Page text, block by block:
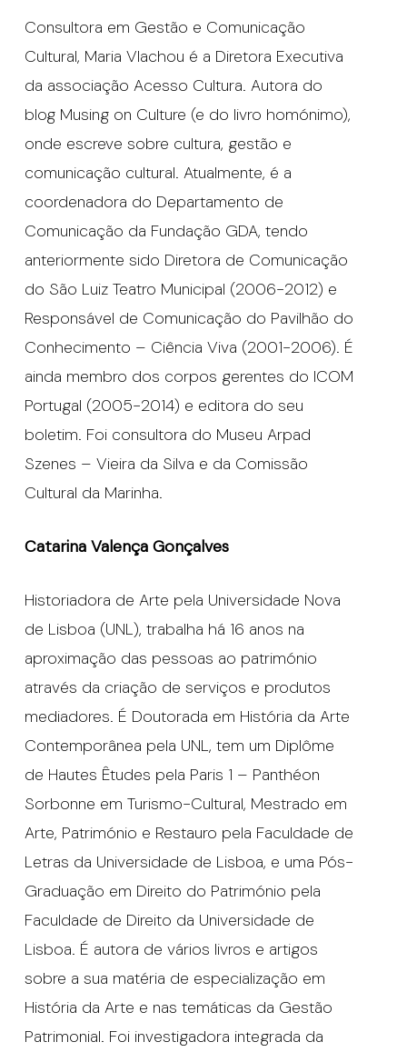
Consultora em Gestão e Comunicação
Cultural, Maria Vlachou é a Diretora Executiva
da associação Acesso Cultura. Autora do
blog Musing on Culture (e do livro homónimo),
onde escreve sobre cultura, gestão e
comunicação cultural. Atualmente, é a
coordenadora do Departamento de
Comunicação da Fundação GDA, tendo
anteriormente sido Diretora de Comunicação
do São Luiz Teatro Municipal (2006-2012) e
Responsável de Comunicação do Pavilhão do
Conhecimento – Ciência Viva (2001-2006). É
ainda membro dos corpos gerentes do ICOM
Portugal (2005-2014) e editora do seu
boletim. Foi consultora do Museu Arpad
Szenes – Vieira da Silva e da Comissão
Cultural da Marinha.
Catarina Valença Gonçalves
Historiadora de Arte pela Universidade Nova
de Lisboa (UNL), trabalha há 16 anos na
aproximação das pessoas ao património
através da criação de serviços e produtos
mediadores. É Doutorada em História da Arte
Contemporânea pela UNL, tem um Diplôme
de Hautes Êtudes pela Paris 1 – Panthéon
Sorbonne em Turismo-Cultural, Mestrado em
Arte, Património e Restauro pela Faculdade de
Letras da Universidade de Lisboa, e uma Pós-
Graduação em Direito do Património pela
Faculdade de Direito da Universidade de
Lisboa. É autora de vários livros e artigos
sobre a sua matéria de especialização em
História da Arte e nas temáticas da Gestão
Patrimonial. Foi investigadora integrada da